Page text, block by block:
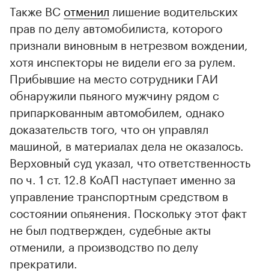
Также ВС отменил лишение водительских
прав по делу автомобилиста, которого
признали виновным в нетрезвом вождении,
хотя инспекторы не видели его за рулем.
Прибывшие на место сотрудники ГАИ
обнаружили пьяного мужчину рядом с
припаркованным автомобилем, однако
доказательств того, что он управлял
машиной, в материалах дела не оказалось.
Верховный суд указал, что ответственность
по ч. 1 ст. 12.8 КоАП наступает именно за
управление транспортным средством в
состоянии опьянения. Поскольку этот факт
не был подтвержден, судебные акты
отменили, а производство по делу
прекратили.